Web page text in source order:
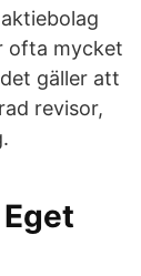
ofta mycket
gäller att
revisor,